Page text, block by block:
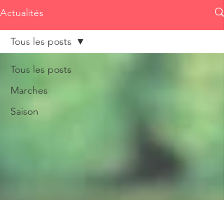
Actualités
Actualités
Tous les posts
Marches
Saison
Tous les posts